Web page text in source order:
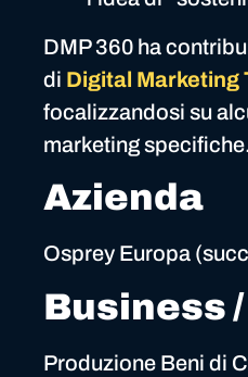
DMP 360 ha
di Digital Marketing
focalizzandosi su
marketing specifiche.
Azienda
Osprey Europa
Business
Produzione Beni di